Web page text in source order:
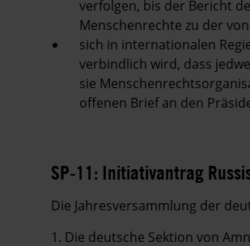
verfolgen, bis der Bericht
Menschenrechte zu der
sich in internationalen
verbindlich wird, dass
sie
offenen Brief an den
SP-11: Initiativantrag
Die Jahresversammlung der
1. Die deutsche Sektion von